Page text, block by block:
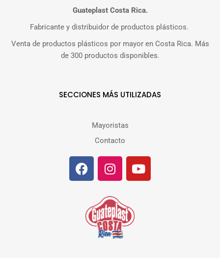
Guateplast Costa Rica.
Fabricante y distribuidor de productos plásticos.
Venta de productos plásticos por mayor en Costa Rica. Más
de 300 productos disponibles.
SECCIONES MÁS UTILIZADAS
Mayoristas
Contacto